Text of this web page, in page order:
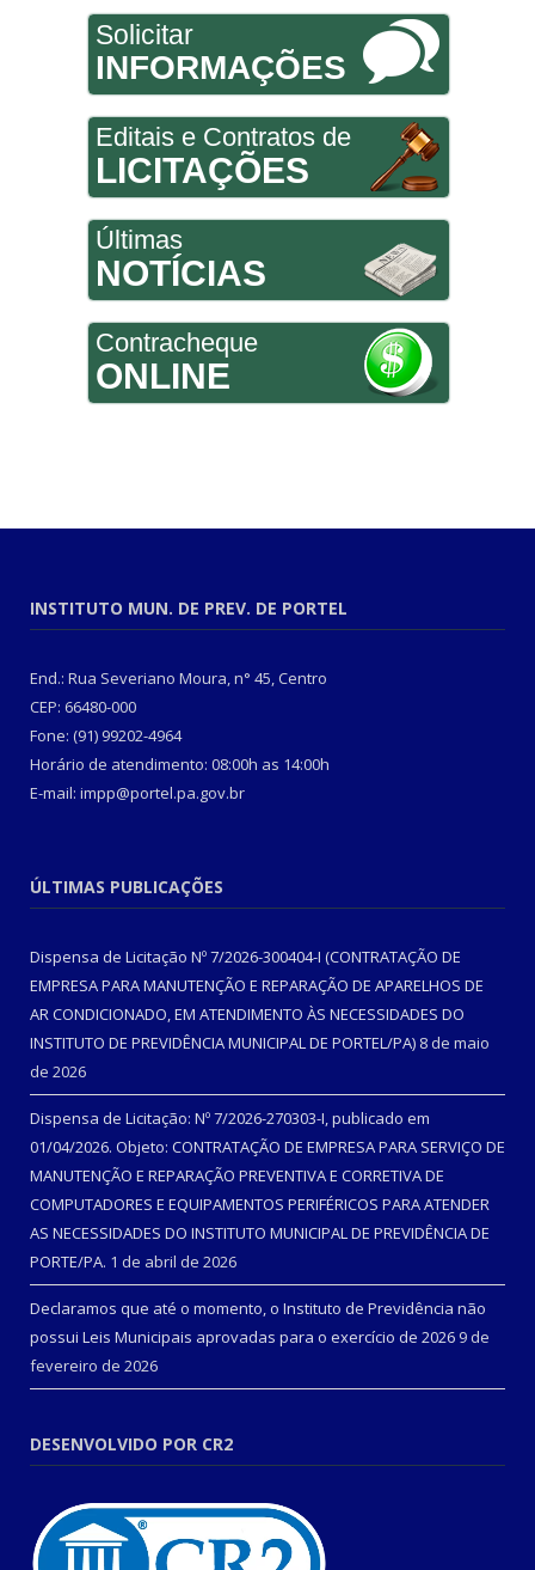
Solicitar
INFORMAÇÕES
Editais e Contratos de
LICITAÇÕES
Últimas
NOTÍCIAS
Contracheque
ONLINE
INSTITUTO MUN. DE PREV. DE PORTEL
End.: Rua Severiano Moura, n° 45, Centro
CEP: 66480-000
Fone: (91) 99202-4964
Horário de atendimento: 08:00h as 14:00h
E-mail: impp@portel.pa.gov.br
ÚLTIMAS PUBLICAÇÕES
Dispensa de Licitação Nº 7/2026-300404-I (CONTRATAÇÃO DE
EMPRESA PARA MANUTENÇÃO E REPARAÇÃO DE APARELHOS DE
AR CONDICIONADO, EM ATENDIMENTO ÀS NECESSIDADES DO
INSTITUTO DE PREVIDÊNCIA MUNICIPAL DE PORTEL/PA) 8 de maio
de 2026
Dispensa de Licitação: Nº 7/2026-270303-I, publicado em
01/04/2026. Objeto: CONTRATAÇÃO DE EMPRESA PARA SERVIÇO DE
MANUTENÇÃO E REPARAÇÃO PREVENTIVA E CORRETIVA DE
COMPUTADORES E EQUIPAMENTOS PERIFÉRICOS PARA ATENDER
AS NECESSIDADES DO INSTITUTO MUNICIPAL DE PREVIDÊNCIA DE
PORTE/PA. 1 de abril de 2026
Declaramos que até o momento, o Instituto de Previdência não
possui Leis Municipais aprovadas para o exercício de 2026 9 de
fevereiro de 2026
DESENVOLVIDO POR CR2